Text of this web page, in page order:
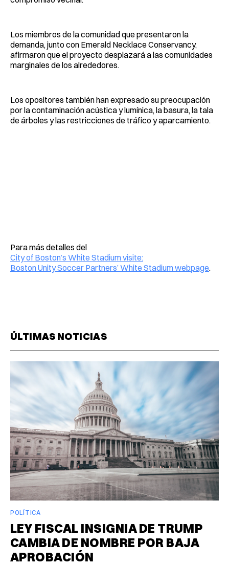
Los miembros de la comunidad que presentaron la
demanda, junto con Emerald Necklace Conservancy,
afirmaron que el proyecto desplazará a las comunidades
marginales de los alrededores.
Los opositores también han expresado su preocupación
por la contaminación acústica y lumínica, la basura, la tala
de árboles y las restricciones de tráfico y aparcamiento.
Para más detalles del
City of Boston’s White Stadium visite:
Boston Unity Soccer Partners’ White Stadium webpage.
ÚLTIMAS NOTICIAS
POLÍTICA
LEY FISCAL INSIGNIA DE TRUMP
CAMBIA DE NOMBRE POR BAJA
APROBACIÓN